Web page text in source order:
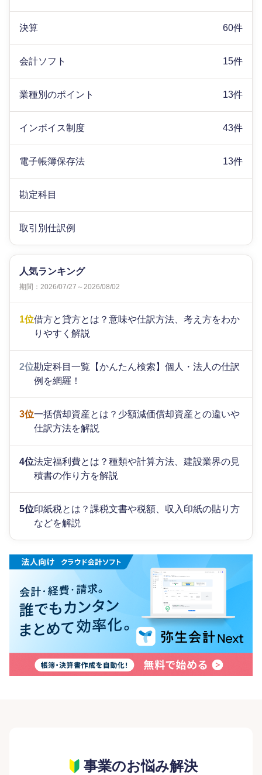
決算 60件
会計ソフト 15件
業種別のポイント 13件
インボイス制度 43件
電子帳簿保存法 13件
勘定科目
取引別仕訳例
人気ランキング
期間：2026/07/27～2026/08/02
1位借方と貸方とは？意味や仕訳方法、考え方をわか
りやすく解説
2位勘定科目一覧【かんたん検索】個人・法人の仕訳
例を網羅！
3位一括償却資産とは？少額減価償却資産との違いや
仕訳方法を解説
4位法定福利費とは？種類や計算方法、建設業界の見
積書の作り方を解説
5位印紙税とは？課税文書や税額、収入印紙の貼り方
などを解説
事業のお悩み解決